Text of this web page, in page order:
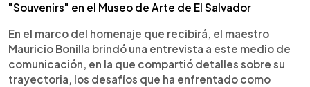
"Souvenirs" en el Museo de Arte de El Salvador
En el marco del homenaje que recibirá, el maestro
Mauricio Bonilla brindó una entrevista a este medio de
comunicación, en la que compartió detalles sobre su
trayectoria, los desafíos que ha enfrentado como